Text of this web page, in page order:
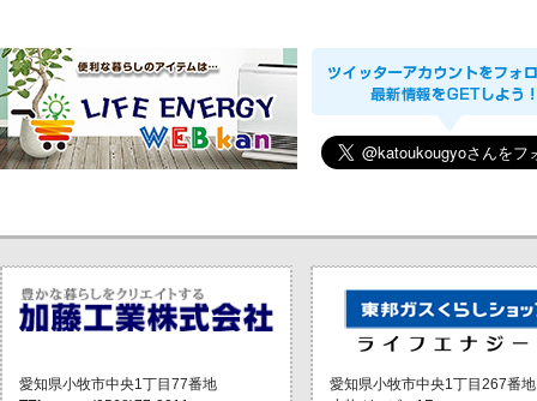
愛知県小牧市中央1丁目77番地
愛知県小牧市中央1丁目267番地